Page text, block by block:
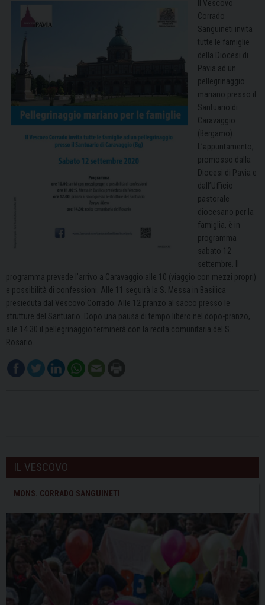
Il Vescovo
Corrado
Sanguineti invita
tutte le famiglie
della Diocesi di
Pavia ad un
pellegrinaggio
mariano presso il
Santuario di
Caravaggio
(Bergamo).
L’appuntamento,
promosso dalla
Diocesi di Pavia e
dall’Ufficio
pastorale
diocesano per la
famiglia, è in
programma
sabato 12
settembre. Il
programma prevede l’arrivo a Caravaggio alle 10 (viaggio con mezzi propri)
e possibilità di confessioni. Alle 11 seguirà la S. Messa in Basilica
presieduta dal Vescovo Corrado. Alle 12 pranzo al sacco presso le
strutture del Santuario. Dopo una pausa di tempo libero nel dopo-pranzo,
alle 14.30 il pellegrinaggio terminerà con la recita comunitaria del S.
Rosario.
IL VESCOVO
MONS. CORRADO SANGUINETI